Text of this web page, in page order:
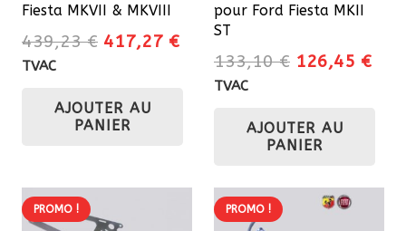
Fiesta MKVII & MKVIII
439,23€ Le
était :
439,23 €.
417,27 €Le
actuel
417,27 €.
TVAC
AJOUTER AU
PANIER
pour Ford Fiesta MKII
ST
133,10€ Le
était :
133,10 €.
126,45 €Le
TVAC
AJOUTER AU
PANIER
PROMO ! PROMO !